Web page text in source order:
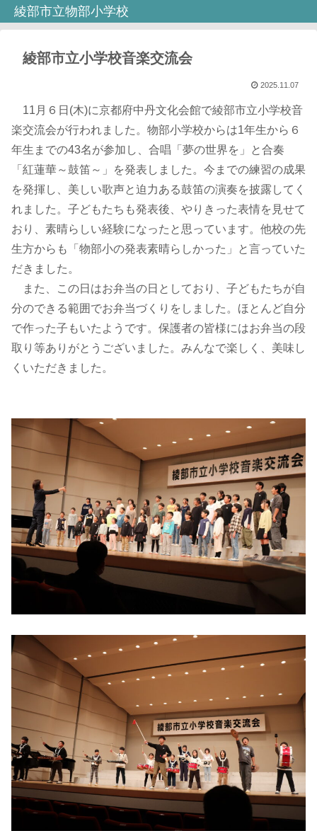
綾部市立物部小学校
綾部市立小学校音楽交流会
2025.11.07
11月６日(木)に京都府中丹文化会館で綾部市立小学校音
楽交流会が行われました。物部小学校からは1年生から６
年生までの43名が参加し、合唱「夢の世界を」と合奏
「紅蓮華～鼓笛～」を発表しました。今までの練習の成果
を発揮し、美しい歌声と迫力ある鼓笛の演奏を披露してく
れました。子どもたちも発表後、やりきった表情を見せて
おり、素晴らしい経験になったと思っています。他校の先
生方からも「物部小の発表素晴らしかった」と言っていた
だきました。
また、この日はお弁当の日としており、子どもたちが自
分のできる範囲でお弁当づくりをしました。ほとんど自分
で作った子もいたようです。保護者の皆様にはお弁当の段
取り等ありがとうございました。みんなで楽しく、美味し
くいただきました。